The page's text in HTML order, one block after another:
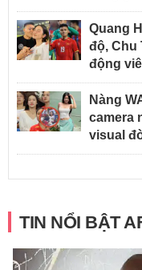
Quang
độ, Chu
động
Nàng
camera
visual
TIN NỔI BẬT